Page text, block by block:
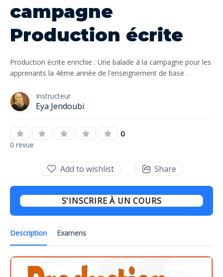
campagne
Production écrite
Production écrite enrichie : Une balade à la campagne pour les
apprenants la 4ème année de l'enseignement de base .
Instructeur
Eya Jendoubi
0
0 revue
Description Examens
Add to wishlist Share
S'INSCRIRE À UN COURS